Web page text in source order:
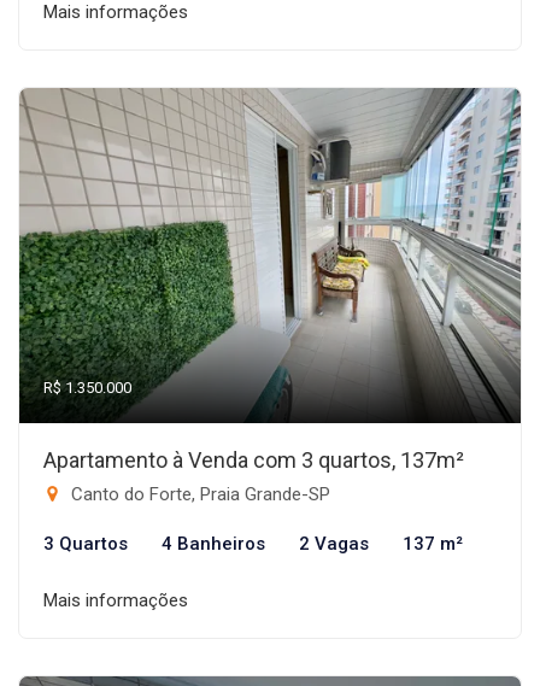
Mais informações
R$ 1.350.000
Apartamento à Venda com 3 quartos, 137m²
Canto do Forte, Praia Grande-SP
3 Quartos 4 Banheiros 2 Vagas 137 m²
Mais informações